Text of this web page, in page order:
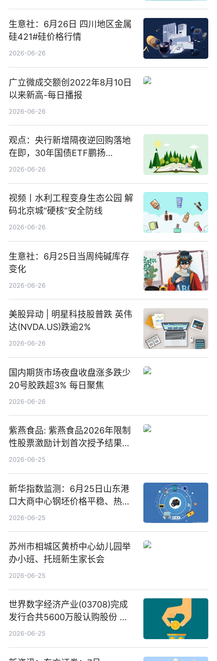
生意社：6月26日 四川地区金属
硅421#硅价格行情
2026-06-26
广立微成交额创2022年8月10日
以来新高-每日播报
2026-06-26
观点：央行新增隔夜逆回购落地
在即，30年国债ETF鹏扬
(511090) 盘中小幅上涨
2026-06-26
视频丨水利工程变身生态公园 解
码北京城“硬核”安全防线
2026-06-26
生意社：6月25日当周纯碱库存
变化
2026-06-26
美股异动 | 明星科技股普跌 英伟
达(NVDA.US)跌逾2%
2026-06-26
国内期货市场夜盘收盘涨多跌少
20号胶跌超3% 每日聚焦
2026-06-26
紫燕食品: 紫燕食品2026年限制
性股票激励计划首次授予结果公
告-微资讯
2026-06-25
新华指数监测：6月25日山东港
口大商中心钢坯价格平稳、热轧
C料价格微幅下跌
2026-06-25
苏州市相城区黄桥中心幼儿园举
办小班、托班新生家长会
2026-06-25
世界数字经济产业(03708)完成
发行合共5600万股认购股份 净
筹约1007万港元 独家焦点
2026-06-25